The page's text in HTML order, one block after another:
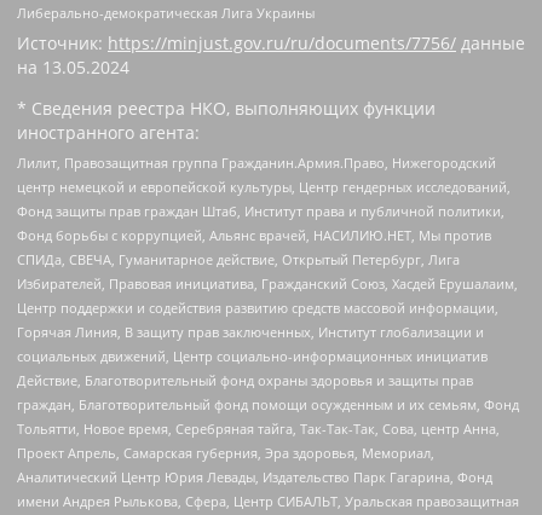
Либерально-демократическая Лига Украины
Источник: https://minjust.gov.ru/ru/documents/7756/ данные
на 13.05.2024
* Сведения реестра НКО, выполняющих функции
иностранного агента:
Лилит, Правозащитная группа Гражданин.Армия.Право, Нижегородский
центр немецкой и европейской культуры, Центр гендерных исследований,
Фонд защиты прав граждан Штаб, Институт права и публичной политики,
Фонд борьбы с коррупцией, Альянс врачей, НАСИЛИЮ.НЕТ, Мы против
СПИДа, СВЕЧА, Гуманитарное действие, Открытый Петербург, Лига
Избирателей, Правовая инициатива, Гражданский Союз, Хасдей Ерушалаим,
Центр поддержки и содействия развитию средств массовой информации,
Горячая Линия, В защиту прав заключенных, Институт глобализации и
социальных движений, Центр социально-информационных инициатив
Действие, Благотворительный фонд охраны здоровья и защиты прав
граждан, Благотворительный фонд помощи осужденным и их семьям, Фонд
Тольятти, Новое время, Серебряная тайга, Так-Так-Так, Сова, центр Анна,
Проект Апрель, Самарская губерния, Эра здоровья, Мемориал,
Аналитический Центр Юрия Левады, Издательство Парк Гагарина, Фонд
имени Андрея Рылькова, Сфера, Центр СИБАЛЬТ, Уральская правозащитная